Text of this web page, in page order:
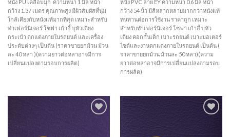
หนัง PU เคลือบมุก ความหนา 1 มิล หน้า
กว้าง 1.37 เมตร คุณภาพสูง มีผิวสัมผัสที่นุ่ม
ใกล้เคียงกับหนังแท้มากที่สุด เหมาะสำหรับ
ทำเฟอร์นิเจอร์ โซฟา เก้าอี้ บุหัวเตียง
กระเป๋า ตกแต่งภายในรถยนต์ และเครื่อง
ประดับต่างๆ เป็นต้น (ราคาขายยกม้วน ม้วน
ละ 40 หลา )(ความยาวต่อหลาอาจมีการ
เปลี่ยนแปลงตามรอบการผลิต)
หนัง PVC ลาย EY ความหนา 0.6 มิล หน้า
กว้าง 54 นิ้ว มีสีหลากหลายมากกว่าหนังแท้
ทนทานต่อการใช้งาน ราคาถูก เหมาะ
สำหรับทำเฟอร์นิเจอร์ โซฟา เก้าอี้ บุหัว
เตียง คอกกั้นเด็ก เบาะรถยนต์ เบาะมอเตอร์
ไซด์และงานตกแต่งภายในรถยนต์ เป็นต้น (
ราคาขายยกม้วน ม้วนละ 50 หลา)(ความ
ยาวต่อหลาอาจมีการเปลี่ยนแปลงตามรอบ
การผลิต)